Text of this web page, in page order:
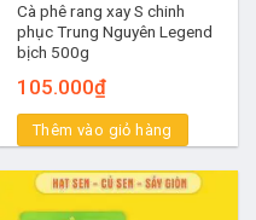
Cà phê rang xay S chinh
phục Trung Nguyên Legend
bịch 500g
105.000₫
Thêm vào giỏ hàng